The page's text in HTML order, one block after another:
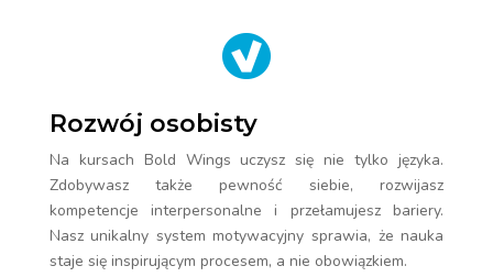
Rozwój osobisty
Na kursach Bold Wings uczysz się nie tylko języka.
Zdobywasz także pewność siebie, rozwijasz
kompetencje interpersonalne i przełamujesz bariery.
Nasz unikalny system motywacyjny sprawia, że nauka
staje się inspirującym procesem, a nie obowiązkiem.